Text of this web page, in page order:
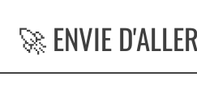
🚀 ENVIE